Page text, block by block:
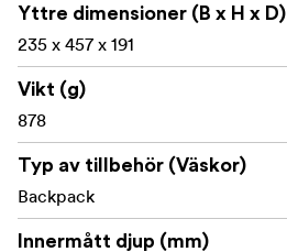
Yttre dimensioner (B x H x D)
235 x 457 x 191
Vikt (g)
878
Typ av tillbehör (Väskor)
Backpack
Innermått djup (mm)